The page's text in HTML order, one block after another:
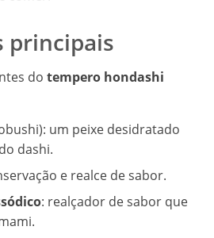
principais
do tempero hondashi
um peixe desidratado
dashi.
e realce de sabor.
: realçador de sabor que